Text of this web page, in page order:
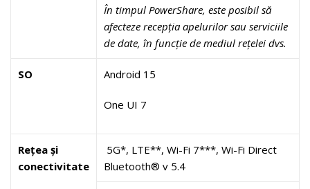
În timpul PowerShare, este posibil să
afecteze recepția apelurilor sau serviciile
de date, în funcție de mediul rețelei dvs.
SO Android 15
One UI 7
Rețea și
conectivitate
5G*, LTE**, Wi-Fi 7***, Wi-Fi Direct
Bluetooth® v 5.4